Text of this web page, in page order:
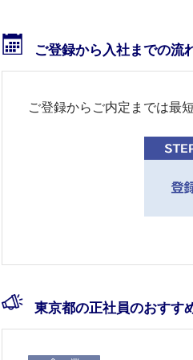
ご登録から入社までの流
ご登録からご内定までは最
東京都の正社員のおすす